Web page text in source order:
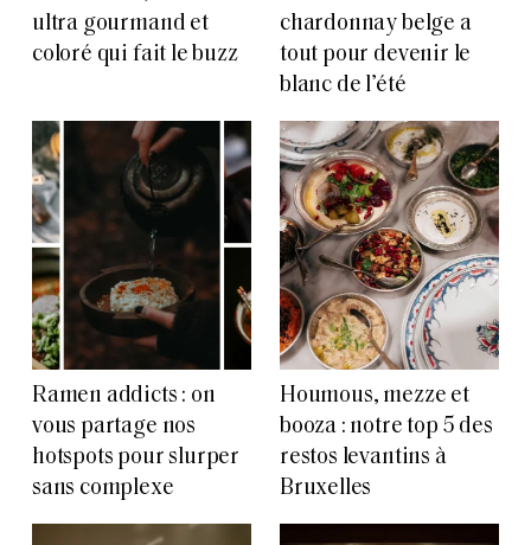
ultra gourmand et
coloré qui fait le buzz
chardonnay belge a
tout pour devenir le
blanc de l’été
Ramen addicts : on
vous partage nos
hotspots pour slurper
sans complexe
Houmous, mezze et
booza : notre top 5 des
restos levantins à
Bruxelles